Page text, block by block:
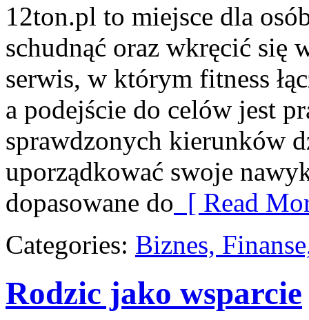
12ton.pl to miejsce dla
schudnąć oraz wkręcić się
serwis, w którym fitness
a podejście do celów jest
sprawdzonych kierunków
uporządkować swoje
dopasowane do [ Read
Categories: Biznes,
Rodzic jako wsparcie